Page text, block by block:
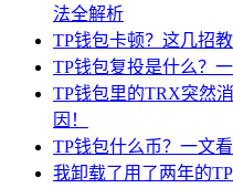
法全解析
TP钱包卡顿？这几招
TP钱包复投是什么？
TP钱包里的TRX突然
因！
TP钱包什么币？一文
我卸载了用了两年的